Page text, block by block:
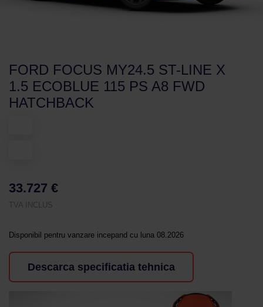
FORD FOCUS MY24.5 ST-LINE X
1.5 ECOBLUE 115 PS A8 FWD
HATCHBACK
33.727 €
TVA INCLUS
Disponibil pentru vanzare incepand cu luna 08.2026
Descarca specificatia tehnica